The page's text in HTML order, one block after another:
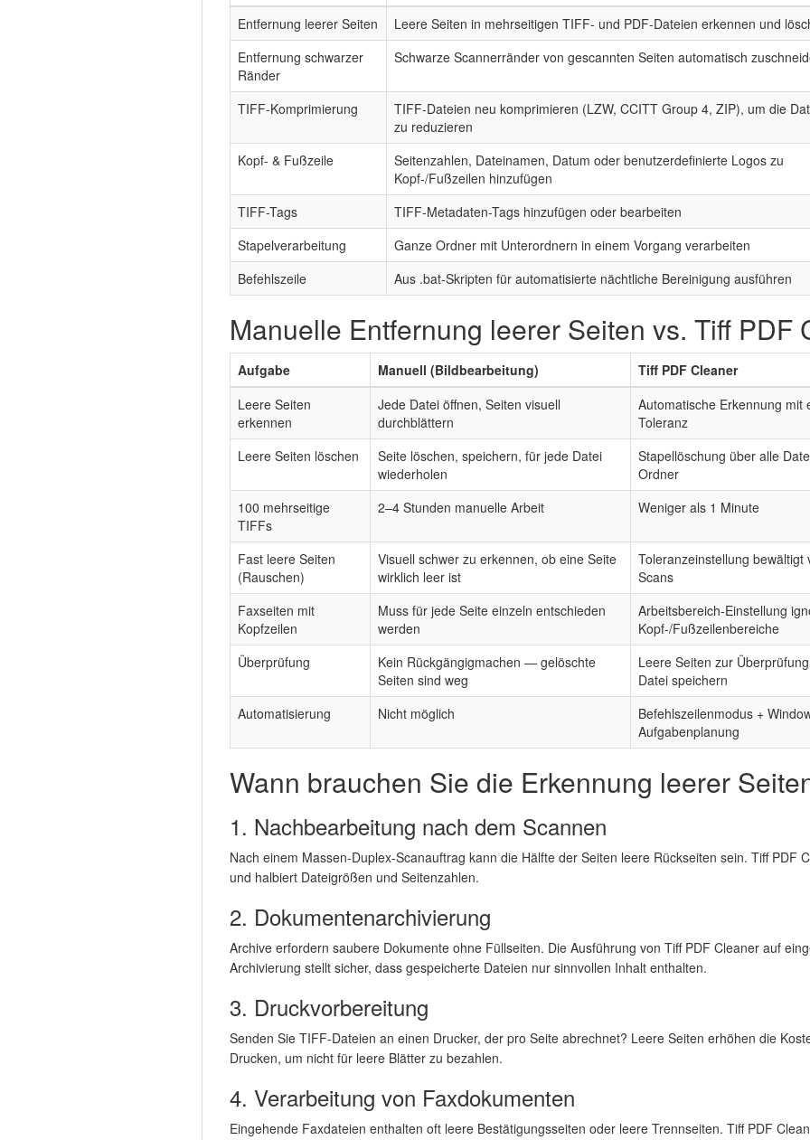
Entfernung leerer Seiten
Leere Seiten in mehrseitigen TIFF- und PDF-Dateien erkennen und
Entfernung schwarzer
Ränder
Schwarze Scannerränder von gescannten Seiten automatisch
TIFF-Komprimierung
TIFF-Dateien neu komprimieren (LZW, CCITT Group 4, ZIP), um die
zu reduzieren
Kopf- & Fußzeile
Seitenzahlen, Dateinamen, Datum oder benutzerdefinierte Logos zu
Kopf-/Fußzeilen hinzufügen
TIFF-Tags
TIFF-Metadaten-Tags hinzufügen oder bearbeiten
Stapelverarbeitung
Ganze Ordner mit Unterordnern in einem Vorgang verarbeiten
Befehlszeile
Aus .bat-Skripten für automatisierte nächtliche Bereinigung ausführen
Manuelle Entfernung leerer Seiten vs. Tiff PDF
Aufgabe Manuell (Bildbearbeitung)
Tiff PDF Cleaner
Leere Seiten
erkennen
Jede Datei öffnen, Seiten visuell
durchblättern
Automatische Erkennung mit
Toleranz
Leere Seiten löschen
Seite löschen, speichern, für jede Datei
wiederholen
Stapellöschung über alle
Ordner
100 mehrseitige
TIFFs
2–4 Stunden manuelle Arbeit Weniger als 1 Minute
Fast leere Seiten
(Rauschen)
Visuell schwer zu erkennen, ob eine Seite
wirklich leer ist
Toleranzeinstellung bewältigt
Scans
Faxseiten mit
Kopfzeilen
Muss für jede Seite einzeln entschieden
werden
Arbeitsbereich-Einstellung
Kopf-/Fußzeilenbereiche
Überprüfung
Kein Rückgängigmachen — gelöschte
Seiten sind weg
Leere Seiten zur
Datei speichern
Automatisierung
Nicht möglich
Befehlszeilenmodus +
Aufgabenplanung
Wann brauchen Sie die Erkennung leerer
1. Nachbearbeitung nach dem Scannen
Nach einem Massen-Duplex-Scanauftrag kann die Hälfte der Seiten leere Rückseiten sein. Tiff PDF
und halbiert Dateigrößen und Seitenzahlen.
2. Dokumentenarchivierung
Archive erfordern saubere Dokumente ohne Füllseiten. Die Ausführung von Tiff PDF Cleaner auf
Archivierung stellt sicher, dass gespeicherte Dateien nur sinnvollen Inhalt enthalten.
3. Druckvorbereitung
Senden Sie TIFF-Dateien an einen Drucker, der pro Seite abrechnet? Leere Seiten erhöhen die
Drucken, um nicht für leere Blätter zu bezahlen.
4. Verarbeitung von Faxdokumenten
Eingehende Faxdateien enthalten oft leere Bestätigungsseiten oder leere Trennseiten. Tiff PDF